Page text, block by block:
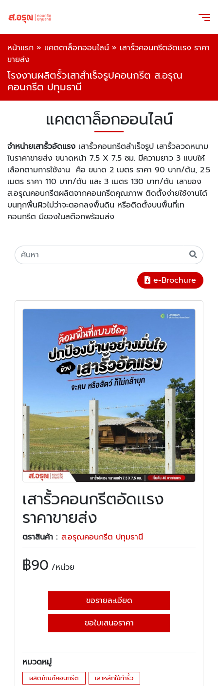
หน้าแรก » แคตตาล็อกออนไลน์ » เสารั้วคอนกรีตอัดเเรง ราคา
ขายส่ง
โรงงานผลิตรั้วเสาสำเร็จรูปคอนกรีต ส.อรุณ
คอนกรีต ปทุมธานี
แคตตาล็อกออนไลน์
จำหน่ายเสารั้วอัดแรง เสารั้วคอนกรีตสำเร็จรูป เสารั้วลวดหนาม
ในราคาขายส่ง ขนาดหน้า 7.5 X 7.5 ซม. มีความยาว 3 แบบให้
เลือกตามการใช้งาน คือ ขนาด 2 เมตร ราคา 90 บาท/ต้น, 2.5
เมตร ราคา 110 บาท/ต้น และ 3 เมตร 130 บาท/ต้น เสาของ
ส.อรุณคอนกรีตผลิตจากคอนกรีตคุณภาพ ติดตั้งง่ายใช้งานได้
บนทุกพื้นผิวไม่ว่าจะตอกลงพื้นดิน หรือติดตั้งบนพื้นที่เท
คอนกรีต มีของในสต๊อกพร้อมส่ง
e-Brochure
เสารั้วคอนกรีตอัดเเรง
ราคาขายส่ง
ตราสินค้า : ส.อรุณคอนกรีต ปทุมธานี
฿90 /หน่วย
ขอรายละเอียด
ขอใบเสนอราคา
หมวดหมู่
ผลิตภัณฑ์คอนกรีต เสาหลักใช้ทำรั้ว